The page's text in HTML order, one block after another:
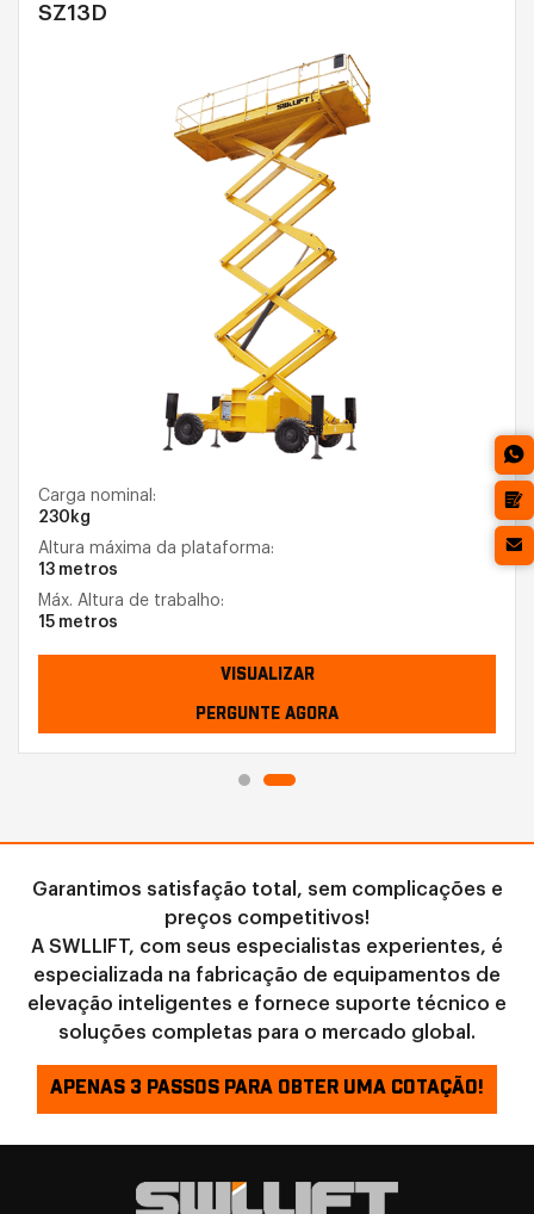
SZ13D
Carga nominal:
230kg
Altura máxima da plataforma:
13 metros
Máx. Altura de trabalho:
15 metros
VISUALIZAR
PERGUNTE AGORA
Garantimos satisfação total, sem complicações e
preços competitivos!
A SWLLIFT, com seus especialistas experientes, é
especializada na fabricação de equipamentos de
elevação inteligentes e fornece suporte técnico e
soluções completas para o mercado global.
APENAS 3 PASSOS PARA OBTER UMA COTAÇÃO!